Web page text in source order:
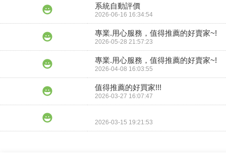
系統自動評價
2026-06-16 16:34:54
專業.用心服務，值得推薦的好賣家~!
2026-05-28 21:57:23
專業.用心服務，值得推薦的好賣家~!
2026-04-08 16:03:55
值得推薦的好買家!!!
2026-03-27 16:07:47
2026-03-15 19:21:53